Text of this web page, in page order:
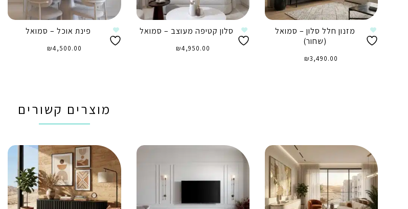
מזנון חלל סלון – סמואל
(שחור)
₪3,490.00
סלון קטיפה מעוצב – סמואל
₪4,950.00
פינת אוכל – סמואל
₪4,500.00
מוצרים קשורים